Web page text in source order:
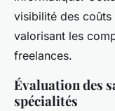
visibilité des
valorisant les
freelances.
Évaluation des
spécialités